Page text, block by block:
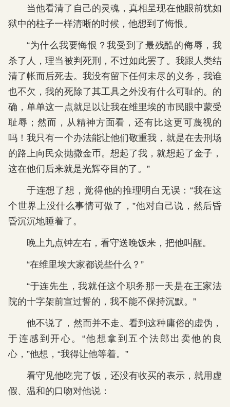
当他看清了自己的灵魂，真相呈现在他眼前犹如
狱中的柱子一样清晰的时候，他想到了悔恨。
“为什么我要悔恨？我受到了最残酷的侮辱，我
杀了人，理当被判死刑，不过如此罢了。我跟人类结
清了帐而后死去。我没有留下任何未尽的义务，我谁
也不欠，我的死除了其工具之外没有什么可耻的。的
确，单单这一点就足以让我在维里埃的市民眼中蒙受
耻辱；然而，从精神方面看，还有比这更可蔑视的
吗！我只有一个办法能让他们敬重我，就是在去刑场
的路上向民众抛撒金币。想起了我，就想起了金子，
这在他们后来就是光辉夺目的了。”
于连想了想，觉得他的推理明白无误：“我在这
个世界上没什么事情可做了，”他对自己说，然后昏
昏沉沉地睡着了。
晚上九点钟左右，看守送晚饭来，把他叫醒。
“在维里埃大家都说些什么？”
“于连先生，我就任这个职务那一天是在王家法
院的十字架前宣过誓的，我不能不保持沉默。”
他不说了，然而并不走。看到这种庸俗的虚伪，
于连感到开心。“他想拿到五个法郎出卖他的良
心，”他想，“我得让他等着。”
看守见他吃完了饭，还没有收买的表示，就用虚
假、温和的口吻对他说：